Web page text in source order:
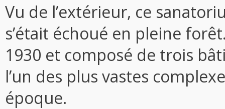
Vu de l’extérieur, ce
s’était échoué en pleine
1930 et composé de trois
l’un des plus vastes
époque.